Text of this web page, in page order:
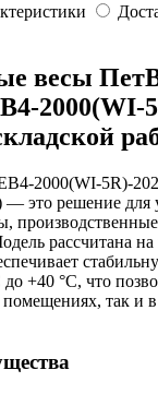
весы
2000(WI-
2000(WI-5R)-
это решение для
рассчитана
+40 °C, что
так и